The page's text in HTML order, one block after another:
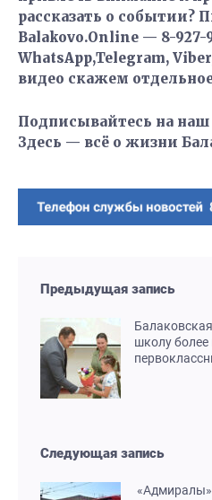
рассказать о событии?
Balakovo.Online — 8-927-
WhatsApp,Telegram,
видео скажем
Подписывайтесь на наш
Здесь — всё о жизни
Предыдущая запись
школу более
Следующая запись
«Адмиралы»